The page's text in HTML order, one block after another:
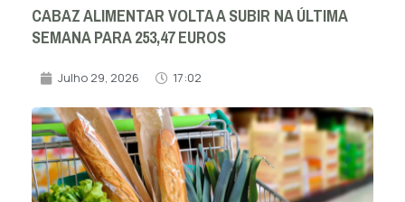
CABAZ ALIMENTAR VOLTA A SUBIR NA ÚLTIMA
SEMANA PARA 253,47 EUROS
Julho 29, 2026 17:02